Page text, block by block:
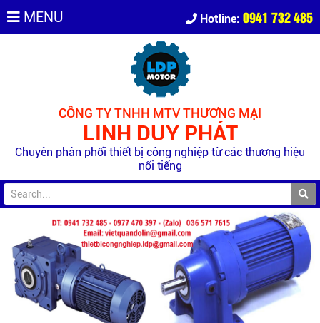
MENU Hotline: 0941 732 485
CÔNG TY TNHH MTV THƯƠNG MẠI
LINH DUY PHÁT
Chuyên phân phối thiết bị công nghiệp từ các thương hiệu
nổi tiếng